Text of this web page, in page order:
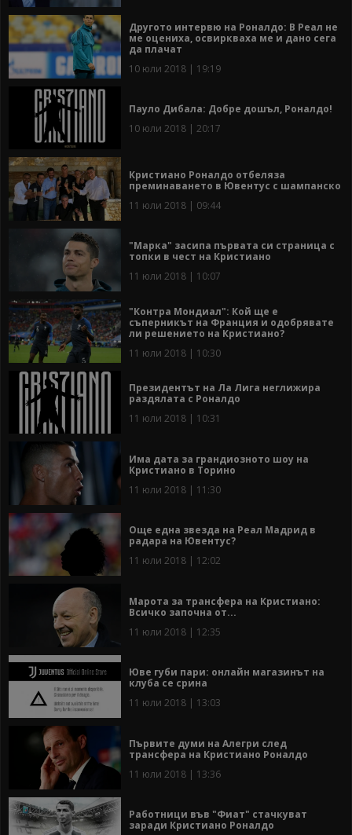
Другото интервю на Роналдо: В Реал не
ме оцениха, освиркваха ме и дано сега
да плачат
10 юли 2018 | 19:19
Пауло Дибала: Добре дошъл, Роналдо!
10 юли 2018 | 20:17
Кристиано Роналдо отбеляза
преминаването в Ювентус с шампанско
11 юли 2018 | 09:44
"Марка" засипа първата си страница с
топки в чест на Кристиано
11 юли 2018 | 10:07
"Контра Мондиал": Кой ще е
съперникът на Франция и одобрявате
ли решението на Кристиано?
11 юли 2018 | 10:30
Президентът на Ла Лига неглижира
раздялата с Роналдо
11 юли 2018 | 10:31
Има дата за грандиозното шоу на
Кристиано в Торино
11 юли 2018 | 11:30
Още една звезда на Реал Мадрид в
радара на Ювентус?
11 юли 2018 | 12:02
Марота за трансфера на Кристиано:
Всичко започна от...
11 юли 2018 | 12:35
Юве губи пари: онлайн магазинът на
клуба се срина
11 юли 2018 | 13:03
Първите думи на Алегри след
трансфера на Кристиано Роналдо
11 юли 2018 | 13:36
Работници във "Фиат" стачкуват
заради Кристиано Роналдо